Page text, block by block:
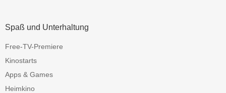
Spaß und Unterhaltung
Free-TV-Premiere
Kinostarts
Apps & Games
Heimkino